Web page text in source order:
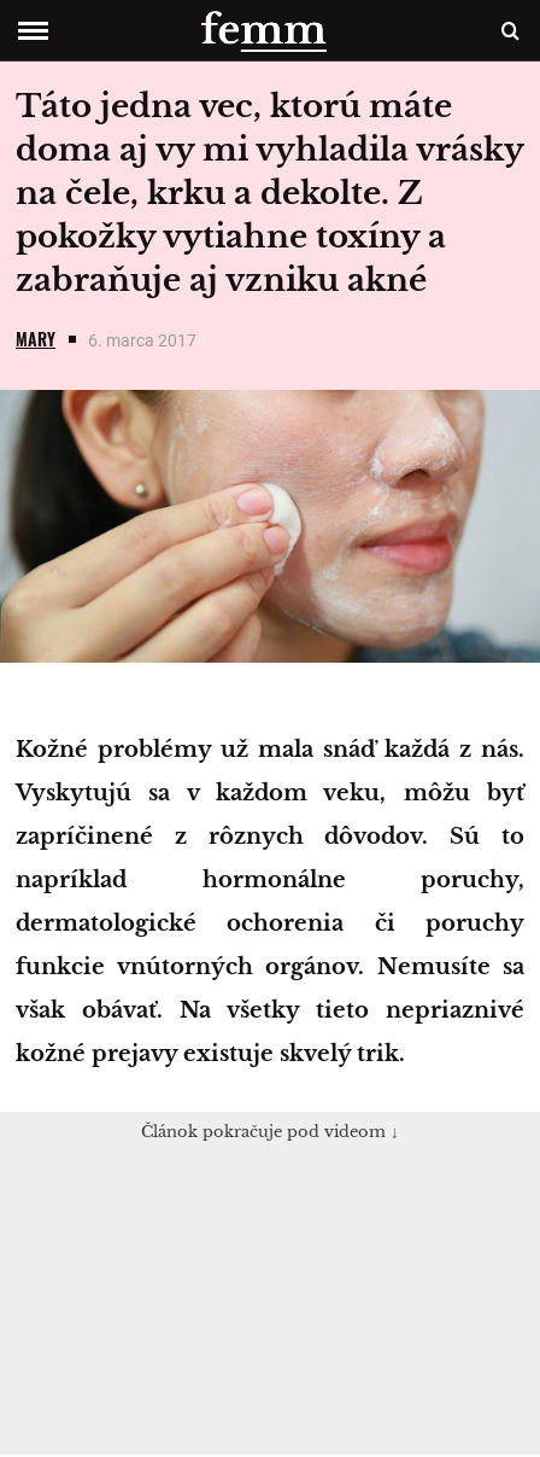
Táto jedna vec, ktorú máte
doma aj vy mi vyhladila vrásky
na čele, krku a dekolte. Z
pokožky vytiahne toxíny a
zabraňuje aj vzniku akné
MARY 6. marca 2017
Kožné problémy už mala snáď každá z nás.
Vyskytujú sa v každom veku, môžu byť
zapríčinené z rôznych dôvodov. Sú to
napríklad hormonálne poruchy,
dermatologické ochorenia či poruchy
funkcie vnútorných orgánov. Nemusíte sa
však obávať. Na všetky tieto nepriaznivé
kožné prejavy existuje skvelý trik.
Článok pokračuje pod videom ↓